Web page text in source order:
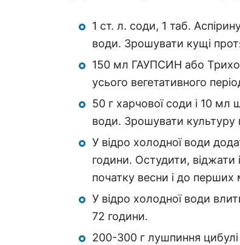
1 ст. л. соди, 1 таб.
води. Зрошувати кущі
150 мл ГАУПСИН або
усього вегетативного
50 г харчової соди і 10
води. Зрошувати культуру
У відро холодної води
години. Остудити,
початку весни і до перших
У відро холодної води
72 години.
200-300 г лушпиння цибулі